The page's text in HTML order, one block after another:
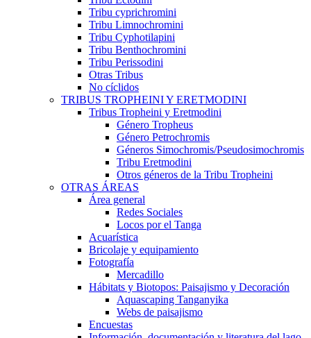
Tribu cyprichromini
Tribu Limnochromini
Tribu Cyphotilapini
Tribu Benthochromini
Tribu Perissodini
Otras Tribus
No cíclidos
TRIBUS TROPHEINI Y ERETMODINI
Tribus Tropheini y Eretmodini
Género Tropheus
Género Petrochromis
Géneros Simochromis/Pseudosimochromis
Tribu Eretmodini
Otros géneros de la Tribu Tropheini
OTRAS ÁREAS
Área general
Redes Sociales
Locos por el Tanga
Acuarística
Bricolaje y equipamiento
Fotografía
Mercadillo
Hábitats y Biotopos: Paisajismo y Decoración
Aquascaping Tanganyika
Webs de paisajismo
Encuestas